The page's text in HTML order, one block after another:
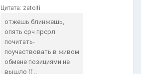
Цитата: zatoiti
отжешь блинжешь,
опять срч прсрл
почитать-
поучаствовать в живом
обмене позициями не
вышло (( ..